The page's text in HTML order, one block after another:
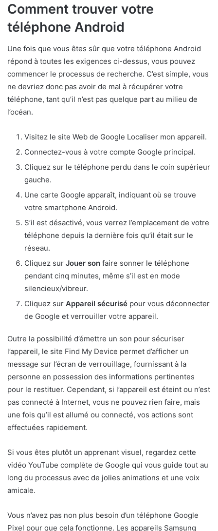
Comment trouver votre
téléphone Android
Une fois que vous êtes sûr que votre téléphone Android
répond à toutes les exigences ci-dessus, vous pouvez
commencer le processus de recherche. C’est simple, vous
ne devriez donc pas avoir de mal à récupérer votre
téléphone, tant qu’il n’est pas quelque part au milieu de
l’océan.
Visitez le site Web de Google Localiser mon appareil.
Connectez-vous à votre compte Google principal.
Cliquez sur le téléphone perdu dans le coin supérieur
gauche.
Une carte Google apparaît, indiquant où se trouve
votre smartphone Android.
S’il est désactivé, vous verrez l’emplacement de votre
téléphone depuis la dernière fois qu’il était sur le
réseau.
Cliquez sur Jouer son faire sonner le téléphone
pendant cinq minutes, même s’il est en mode
silencieux/vibreur.
Cliquez sur Appareil sécurisé pour vous déconnecter
de Google et verrouiller votre appareil.
Outre la possibilité d’émettre un son pour sécuriser
l’appareil, le site Find My Device permet d’afficher un
message sur l’écran de verrouillage, fournissant à la
personne en possession des informations pertinentes
pour le restituer. Cependant, si l’appareil est éteint ou n’est
pas connecté à Internet, vous ne pouvez rien faire, mais
une fois qu’il est allumé ou connecté, vos actions sont
effectuées rapidement.
Si vous êtes plutôt un apprenant visuel, regardez cette
vidéo YouTube complète de Google qui vous guide tout au
long du processus avec de jolies animations et une voix
amicale.
Vous n’avez pas non plus besoin d’un téléphone Google
Pixel pour que cela fonctionne. Les appareils Samsung